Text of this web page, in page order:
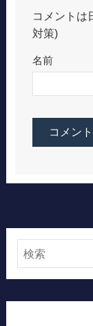
コメントは
対策)
名前